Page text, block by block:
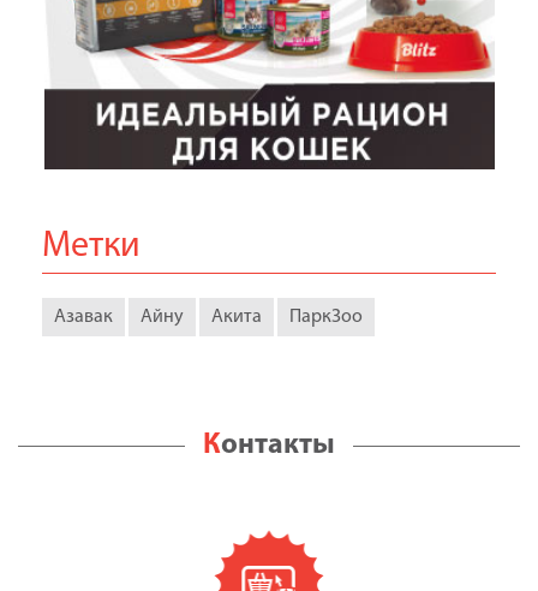
Метки
Азавак Айну Акита ПаркЗоо
Контакты